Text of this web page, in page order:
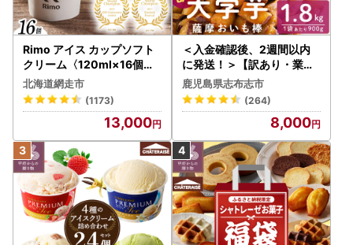
Rimo アイス カップソフト
クリーム〈120ml×16個〉
ABA002 | アイス
北海道網走市
(1173)
13,000
＜入金確認後、2週間以内
に発送！＞【訳あり・業務
用】薩摩おいも棒セット 計
1.8kg(900g×2袋) p8-142
-2w
鹿児島県志布志市
(264)
8,000